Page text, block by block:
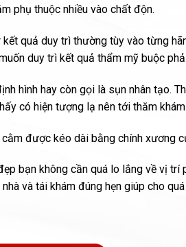
phụ thuộc nhiều vào chất độn.
quả duy trì thường tùy vào từng
duy trì kết quả thẩm mỹ buộc
hình hay còn gọi là sụn nhân tạo.
có hiện tượng lạ nên tới thăm
được kéo dài bằng chính xương
bạn không cần quá lo lắng về vị
và tái khám đúng hẹn giúp cho